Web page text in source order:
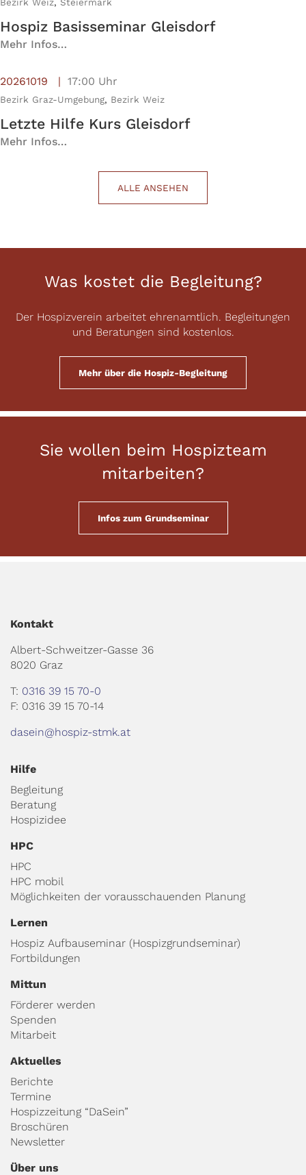
Hospiz Basisseminar Gleisdorf
Mehr Infos…
Letzte Hilfe Kurs Gleisdorf
20261019 17:00 Uhr
Bezirk Graz-Umgebung, Bezirk Weiz
Mehr Infos…
ALLE ANSEHEN
Was kostet die Begleitung?
Der Hospizverein arbeitet ehrenamtlich. Begleitungen
und Beratungen sind kostenlos.
Mehr über die Hospiz-Begleitung
Sie wollen beim Hospizteam
mitarbeiten?
Infos zum Grundseminar
Kontakt
Albert-Schweitzer-Gasse 36
8020 Graz
T: 0316 39 15 70-0
F: 0316 39 15 70-14
dasein@hospiz-stmk.at
Hilfe
Begleitung
Beratung
Hospizidee
HPC
HPC
HPC mobil
Möglichkeiten der vorausschauenden Planung
Lernen
Hospiz Aufbauseminar (Hospizgrundseminar)
Fortbildungen
Mittun
Förderer werden
Spenden
Mitarbeit
Aktuelles
Berichte
Termine
Hospizzeitung “DaSein”
Broschüren
Newsletter
Über uns